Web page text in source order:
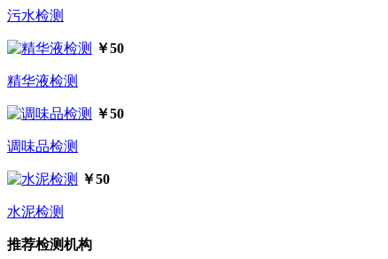
污水检测
￥50
精华液检测
￥50
调味品检测
￥50
水泥检测
推荐检测机构